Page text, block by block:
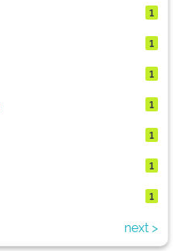
1
1
1
1
1
1
1
next >